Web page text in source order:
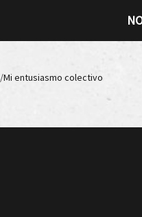
/Mi entusiasmo colectivo